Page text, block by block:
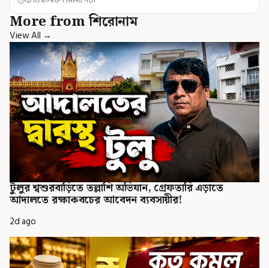
More from শিরোনাম
View All →
টুলুর শ্বশুরবাড়িতে তল্লাশি অভিযান, গ্রেফতারি এড়াতে
আদালতে রক্ষাকবচের আবেদন ব্যবসায়ীর!
2d ago